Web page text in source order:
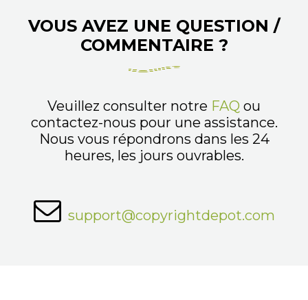
VOUS AVEZ UNE QUESTION /
COMMENTAIRE ?
Veuillez consulter notre FAQ ou
contactez-nous pour une assistance.
Nous vous répondrons dans les 24
heures, les jours ouvrables.
support@copyrightdepot.com